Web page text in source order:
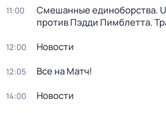
11:00
Смешанные единоборства.
против Пэдди Пимблетта.
12:00 Новости
12:05 Все на Матч!
14:00 Новости